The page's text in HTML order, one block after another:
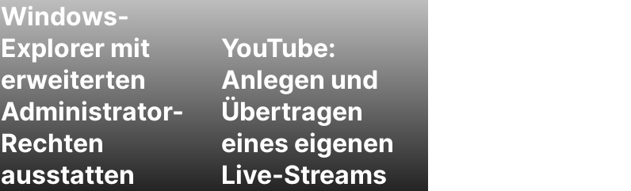
Windows-
Explorer mit
erweiterten
Administrator-
Rechten
ausstatten
YouTube:
Anlegen und
Übertragen
eines eigenen
Live-Streams